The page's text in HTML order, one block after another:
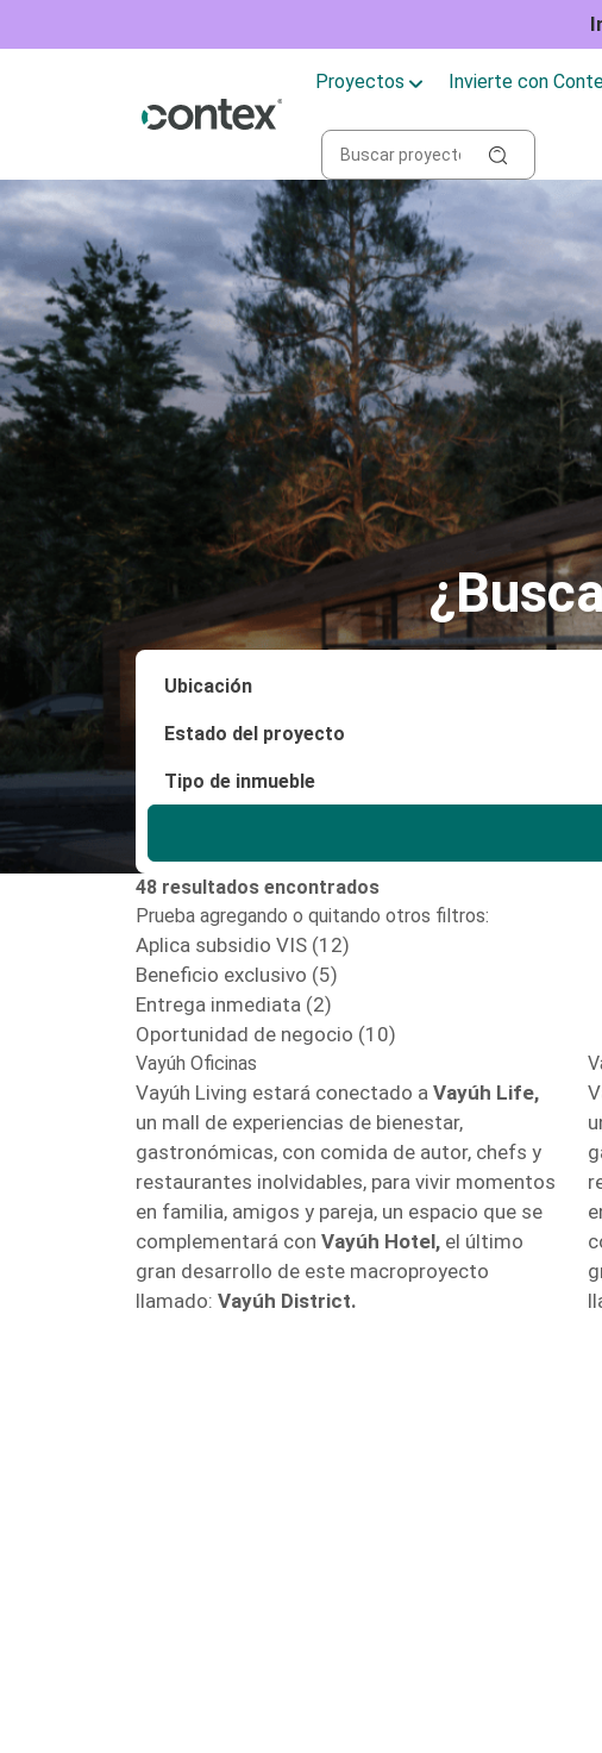
Proyectos Invierte con
48 resultados encontrados
Prueba agregando o quitando otros filtros:
Aplica subsidio VIS (12)
Beneficio exclusivo (5)
Entrega inmediata (2)
Oportunidad de negocio (10)
Vayúh Oficinas
Vayúh Living estará conectado a Vayúh Life,
un mall de experiencias de bienestar,
gastronómicas, con comida de autor, chefs y
restaurantes inolvidables, para vivir momentos
en familia, amigos y pareja, un espacio que se
complementará con Vayúh Hotel, el último
gran desarrollo de este macroproyecto
llamado: Vayúh District.